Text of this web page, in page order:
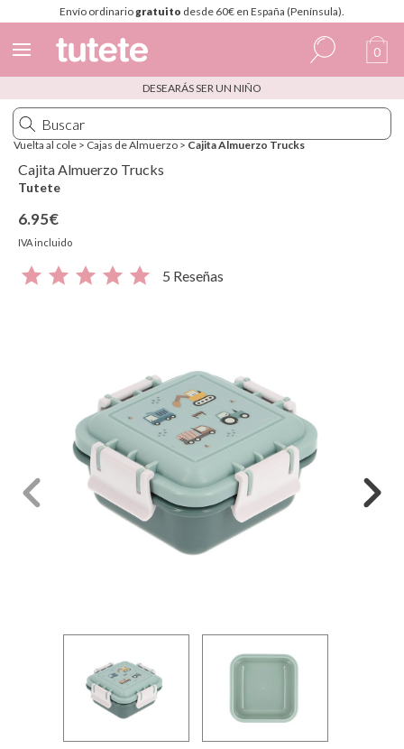
Envío ordinariogratuito desde 60€ en España (Península).
Español
Italiano
0
DESEARÁS SER UN NIÑO
Vuelta al cole > Cajas de Almuerzo > Cajita Almuerzo Trucks
Cajita Almuerzo Trucks
Tutete
6.95€
IVA incluido
5 Reseñas